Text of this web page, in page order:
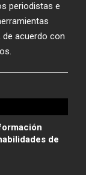
periodistas e
acuerdo con
de